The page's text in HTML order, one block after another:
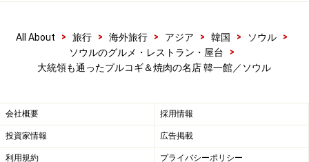
All About > 旅行 > 海外旅行 > アジア > 韓国 > ソウル
>
ソウルのグルメ・レストラン・屋台
>
大統領も通ったプルコギ＆焼肉の名店 韓一館／ソウル
会社概要 採用情報
投資家情報 広告掲載
利用規約 プライバシーポリシー